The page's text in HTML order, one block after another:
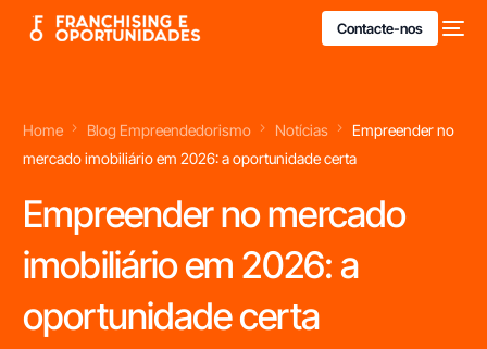
Contacte-nos
Home Blog Empreendedorismo Notícias
Empreender no
mercado imobiliário em 2026: a oportunidade certa
Empreender no mercado
imobiliário em 2026: a
oportunidade certa